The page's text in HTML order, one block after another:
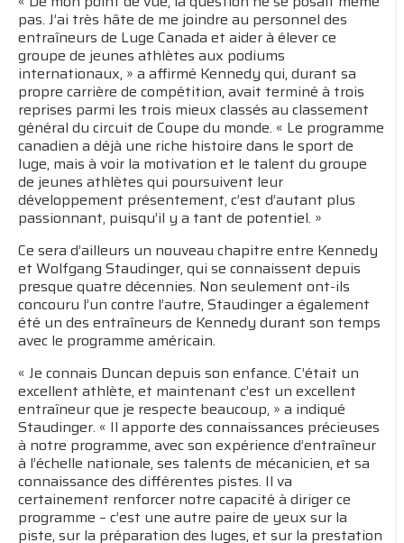
pas. J’ai très hâte de me joindre au personnel des
entraîneurs de Luge Canada et aider à élever ce
groupe de jeunes athlètes aux podiums
internationaux, » a affirmé Kennedy qui, durant sa
propre carrière de compétition, avait terminé à trois
reprises parmi les trois mieux classés au classement
général du circuit de Coupe du monde. « Le programme
canadien a déjà une riche histoire dans le sport de
luge, mais à voir la motivation et le talent du groupe
de jeunes athlètes qui poursuivent leur
développement présentement, c’est d’autant plus
passionnant, puisqu’il y a tant de potentiel. »
Ce sera d’ailleurs un nouveau chapitre entre Kennedy
et Wolfgang Staudinger, qui se connaissent depuis
presque quatre décennies. Non seulement ont-ils
concouru l’un contre l’autre, Staudinger a également
été un des entraîneurs de Kennedy durant son temps
avec le programme américain.
« Je connais Duncan depuis son enfance. C’était un
excellent athlète, et maintenant c’est un excellent
entraîneur que je respecte beaucoup, » a indiqué
Staudinger. « Il apporte des connaissances précieuses
à notre programme, avec son expérience d’entraîneur
à l’échelle nationale, ses talents de mécanicien, et sa
connaissance des différentes pistes. Il va
certainement renforcer notre capacité à diriger ce
programme – c’est une autre paire de yeux sur la
piste, sur la préparation des luges, et sur la prestation